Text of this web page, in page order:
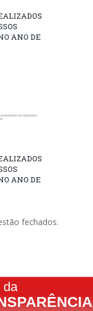
ANO DE
ANO DE
fechados.
da